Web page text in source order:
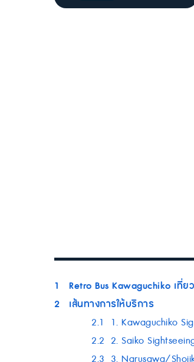
1
Retro Bus Kawaguchiko เที่
2
เส้นทางการให้บริการ
2.1 1. Kawaguchiko
2.2 2. Saiko